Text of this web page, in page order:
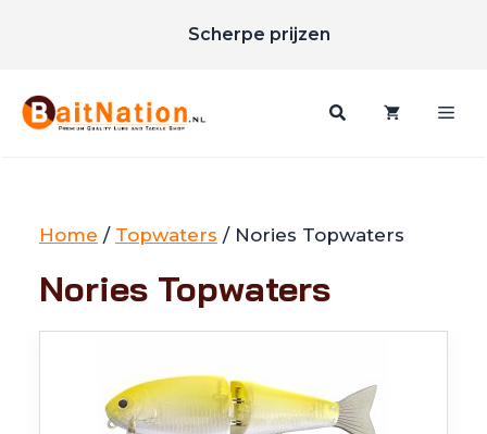
inhoud
Scherpe prijzen
Home / Topwaters / Nories Topwaters
Nories Topwaters